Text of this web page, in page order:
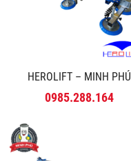
HEROLIFT – MINH PHÚ
0985.288.164